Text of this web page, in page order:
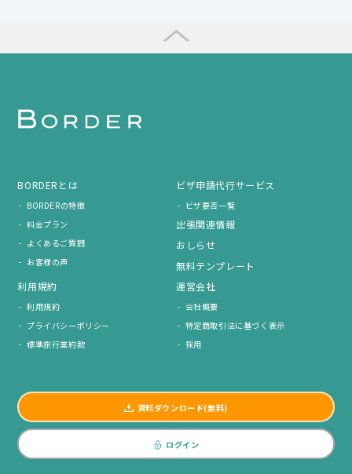
BORDERとは
BORDERの特徴
料金プラン
よくあるご質問
お客様の声
ビザ申請代行サービス
ビザ要否一覧
出張関連情報
おしらせ
無料テンプレート
利用規約
利用規約
プライバシーポリシー
標準旅行業約款
運営会社
会社概要
特定商取引法に基づく表示
採用
資料ダウンロード(無料)
ログイン